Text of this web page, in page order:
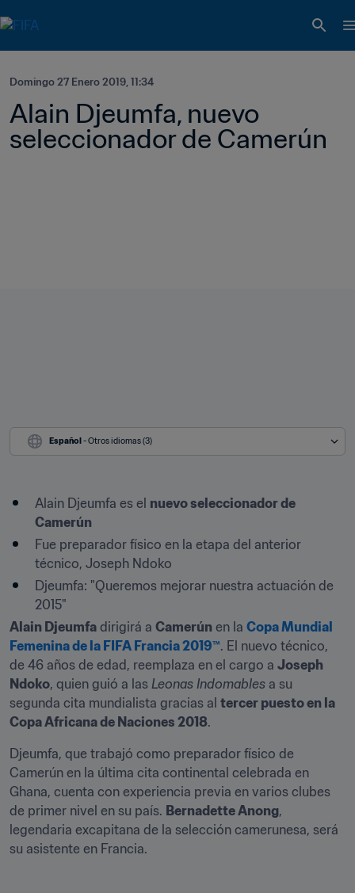
Domingo 27 Enero 2019, 11:34
Alain Djeumfa, nuevo
seleccionador de Camerún
Español - Otros idiomas (3)
Alain Djeumfa es el nuevo seleccionador de
Camerún
Fue preparador físico en la etapa del anterior
técnico, Joseph Ndoko
Djeumfa: "Queremos mejorar nuestra actuación de
2015"
Alain Djeumfa dirigirá a Camerún en la Copa Mundial
Femenina de la FIFA Francia 2019™. El nuevo técnico,
de 46 años de edad, reemplaza en el cargo a Joseph
Ndoko, quien guió a las Leonas Indomables a su
segunda cita mundialista gracias al tercer puesto en la
Copa Africana de Naciones 2018.
Djeumfa, que trabajó como preparador físico de
Camerún en la última cita continental celebrada en
Ghana, cuenta con experiencia previa en varios clubes
de primer nivel en su país. Bernadette Anong,
legendaria excapitana de la selección camerunesa, será
su asistente en Francia.